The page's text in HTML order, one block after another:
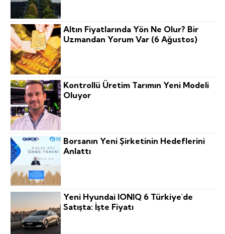
Altın Fiyatlarında Yön Ne Olur? Bir
Uzmandan Yorum Var (6 Ağustos)
Kontrollü Üretim Tarımın Yeni Modeli
Oluyor
Borsanın Yeni Şirketinin Hedeflerini
Anlattı
Yeni Hyundai IONIQ 6 Türkiye'de
Satışta: İşte Fiyatı